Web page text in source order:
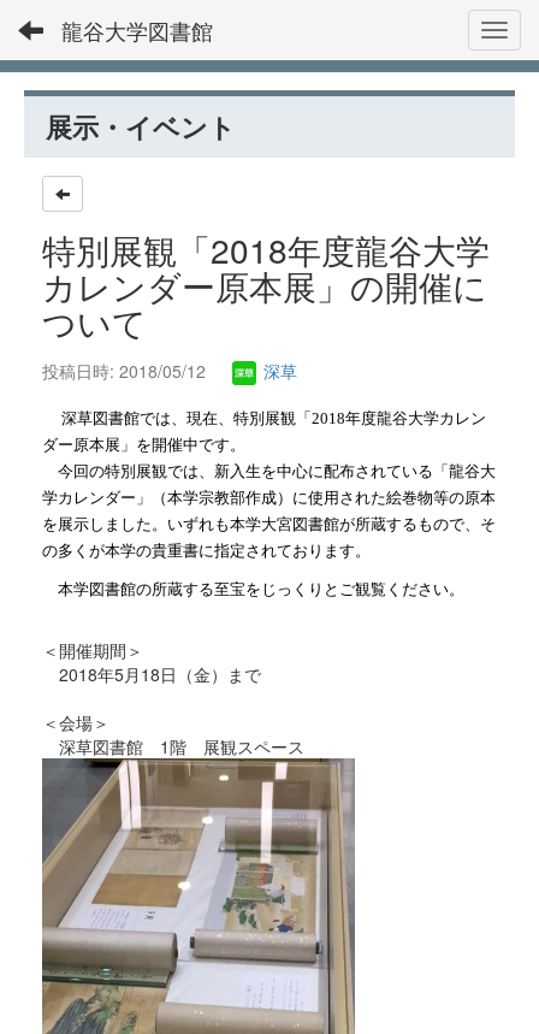
龍谷大学図書館
展示・イベント
特別展観「2018年度龍谷大学
カレンダー原本展」の開催に
ついて
投稿日時: 2018/05/12 深草
深草図書館では、現在、特別展観「2018年度龍谷大学カレン
ダー原本展」を開催中です。
今回の特別展観では、新入生を中心に配布されている「龍谷大
学カレンダー」（本学宗教部作成）に使用された絵巻物等の原本
を展示しました。いずれも本学大宮図書館が所蔵するもので、そ
の多くが本学の貴重書に指定されております。
本学図書館の所蔵する至宝をじっくりとご観覧ください。
＜開催期間＞
2018年5月18日（金）まで
＜会場＞
深草図書館 1階 展観スペース